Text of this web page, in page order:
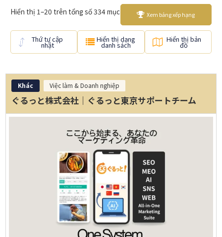
Hiển thị 1–20 trên tổng số 334 mục Xem bảng xếp hạng
Thứ tự cập
nhật
Hiển thị dạng
danh sách
Hiển thị bản
đồ
Khác Việc làm & Doanh nghiệp
ぐるっと株式会社｜ぐるっと東京サポートチーム